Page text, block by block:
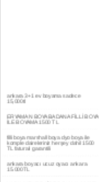
ERYAMAN BOYA BADANA FİLLİ BOYA
İLE BOYAMA 1500 TL
filli boya marshall boya dyo boya ile
komple daireleriniz herşey dahil 1500
ankara boyacı ucuz oyacı ankara
15.000TL
YAŞAMKENT DAİRE BOYAMA 1000TL
EV,İŞYERİ BOYA BADANA USTASI